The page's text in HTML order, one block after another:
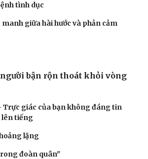
Đọc truyện đêm khuya
Cửa sổ tình yêu
Hạt giống tâm hồn
tình dục
giữa hài hước và phản cảm